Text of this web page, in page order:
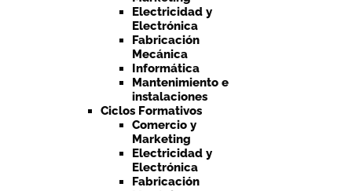
Electricidad y
Electrónica
Fabricación
Mecánica
Informática
Mantenimiento e
instalaciones
Ciclos Formativos
Comercio y
Marketing
Electricidad y
Electrónica
Fabricación